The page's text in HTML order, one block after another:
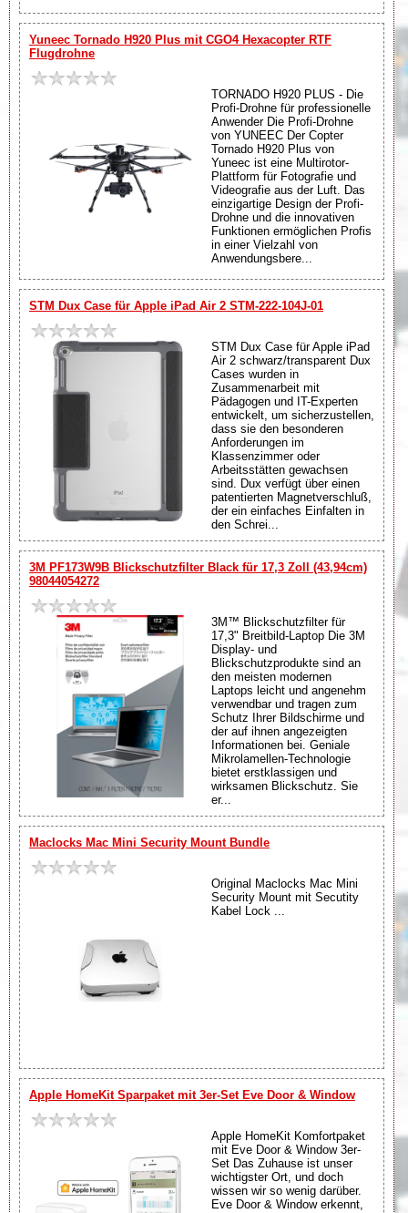
Yuneec Tornado H920 Plus mit CGO4 Hexacopter RTF
Flugdrohne
TORNADO H920 PLUS - Die
Profi-Drohne für professionelle
Anwender Die Profi-Drohne
von YUNEEC Der Copter
Tornado H920 Plus von
Yuneec ist eine Multirotor-
Plattform für Fotografie und
Videografie aus der Luft. Das
einzigartige Design der Profi-
Drohne und die innovativen
Funktionen ermöglichen Profis
in einer Vielzahl von
Anwendungsbere...
STM Dux Case für Apple iPad Air 2 STM-222-104J-01
STM Dux Case für Apple iPad
Air 2 schwarz/transparent Dux
Cases wurden in
Zusammenarbeit mit
Pädagogen und IT-Experten
entwickelt, um sicherzustellen,
dass sie den besonderen
Anforderungen im
Klassenzimmer oder
Arbeitsstätten gewachsen
sind. Dux verfügt über einen
patentierten Magnetverschluß,
der ein einfaches Einfalten in
den Schrei...
3M PF173W9B Blickschutzfilter Black für 17,3 Zoll (43,94cm)
98044054272
3M™ Blickschutzfilter für
17,3" Breitbild-Laptop Die 3M
Display- und
Blickschutzprodukte sind an
den meisten modernen
Laptops leicht und angenehm
verwendbar und tragen zum
Schutz Ihrer Bildschirme und
der auf ihnen angezeigten
Informationen bei. Geniale
Mikrolamellen-Technologie
bietet erstklassigen und
wirksamen Blickschutz. Sie
er...
Maclocks Mac Mini Security Mount Bundle
Original Maclocks Mac Mini
Security Mount mit Secutity
Kabel Lock ...
Apple HomeKit Sparpaket mit 3er-Set Eve Door & Window
Apple HomeKit Komfortpaket
mit Eve Door & Window 3er-
Set Das Zuhause ist unser
wichtigster Ort, und doch
wissen wir so wenig darüber.
Eve Door & Window erkennt,